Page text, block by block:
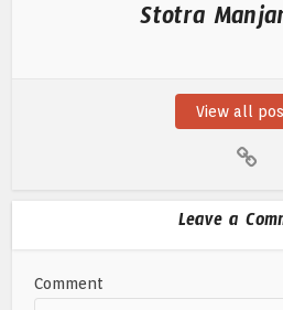
Stotra
View all
Leave a
Comment